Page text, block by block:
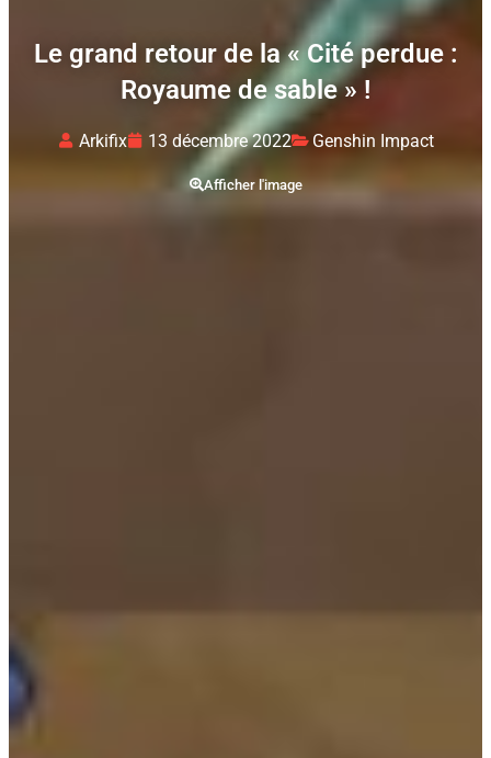
Le grand retour de la « Cité perdue :
Royaume de sable » !
Arkifix 13 décembre 2022 Genshin Impact
Afficher l'image